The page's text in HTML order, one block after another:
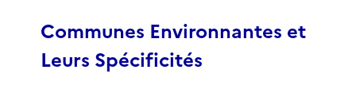
Communes Environnantes et
Leurs Spécificités